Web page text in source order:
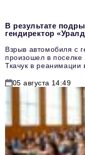
В результате
гендиректор
Взрыв автомобиля с
произошел в
Ткачук в реанимации
05 августа 14:49